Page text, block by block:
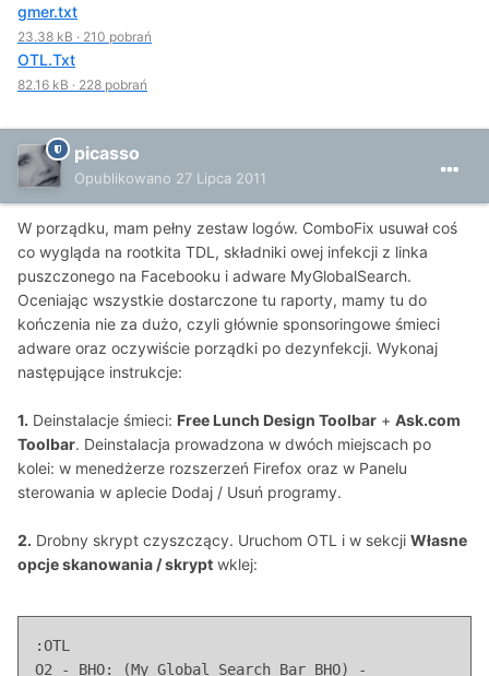
gmer.txt
23.38 kB · 210 pobrań
OTL.Txt
82.16 kB · 228 pobrań
picasso
Opublikowano 27 Lipca 2011
W porządku, mam pełny zestaw logów. ComboFix usuwał coś
co wygląda na rootkita TDL, składniki owej infekcji z linka
puszczonego na Facebooku i adware MyGlobalSearch.
Oceniając wszystkie dostarczone tu raporty, mamy tu do
kończenia nie za dużo, czyli głównie sponsoringowe śmieci
adware oraz oczywiście porządki po dezynfekcji. Wykonaj
następujące instrukcje:
1. Deinstalacje śmieci: Free Lunch Design Toolbar + Ask.com
Toolbar. Deinstalacja prowadzona w dwóch miejscach po
kolei: w menedżerze rozszerzeń Firefox oraz w Panelu
sterowania w aplecie Dodaj / Usuń programy.
2. Drobny skrypt czyszczący. Uruchom OTL i w sekcji Własne
opcje skanowania / skrypt wklej:
:OTL
O2 - BHO: (My Global Search Bar BHO) -